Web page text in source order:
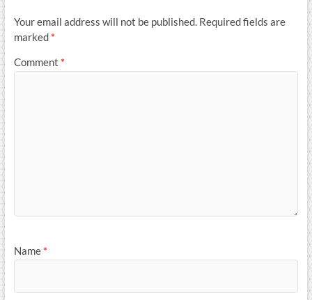
Your email address will not be published. Required fields are
marked *
Comment *
Name *